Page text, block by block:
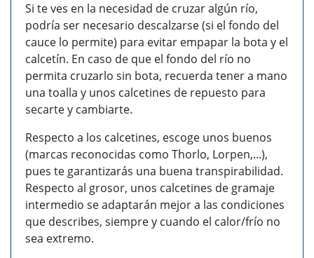
Si te ves en la necesidad de cruzar algún río,
podría ser necesario descalzarse (si el fondo del
cauce lo permite) para evitar empapar la bota y el
calcetín. En caso de que el fondo del río no
permita cruzarlo sin bota, recuerda tener a mano
una toalla y unos calcetines de repuesto para
secarte y cambiarte.
Respecto a los calcetines, escoge unos buenos
(marcas reconocidas como Thorlo, Lorpen,...),
pues te garantizarás una buena transpirabilidad.
Respecto al grosor, unos calcetines de gramaje
intermedio se adaptarán mejor a las condiciones
que describes, siempre y cuando el calor/frío no
sea extremo.